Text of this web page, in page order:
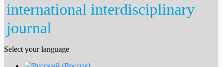
international interdisciplinary
journal
Select your language